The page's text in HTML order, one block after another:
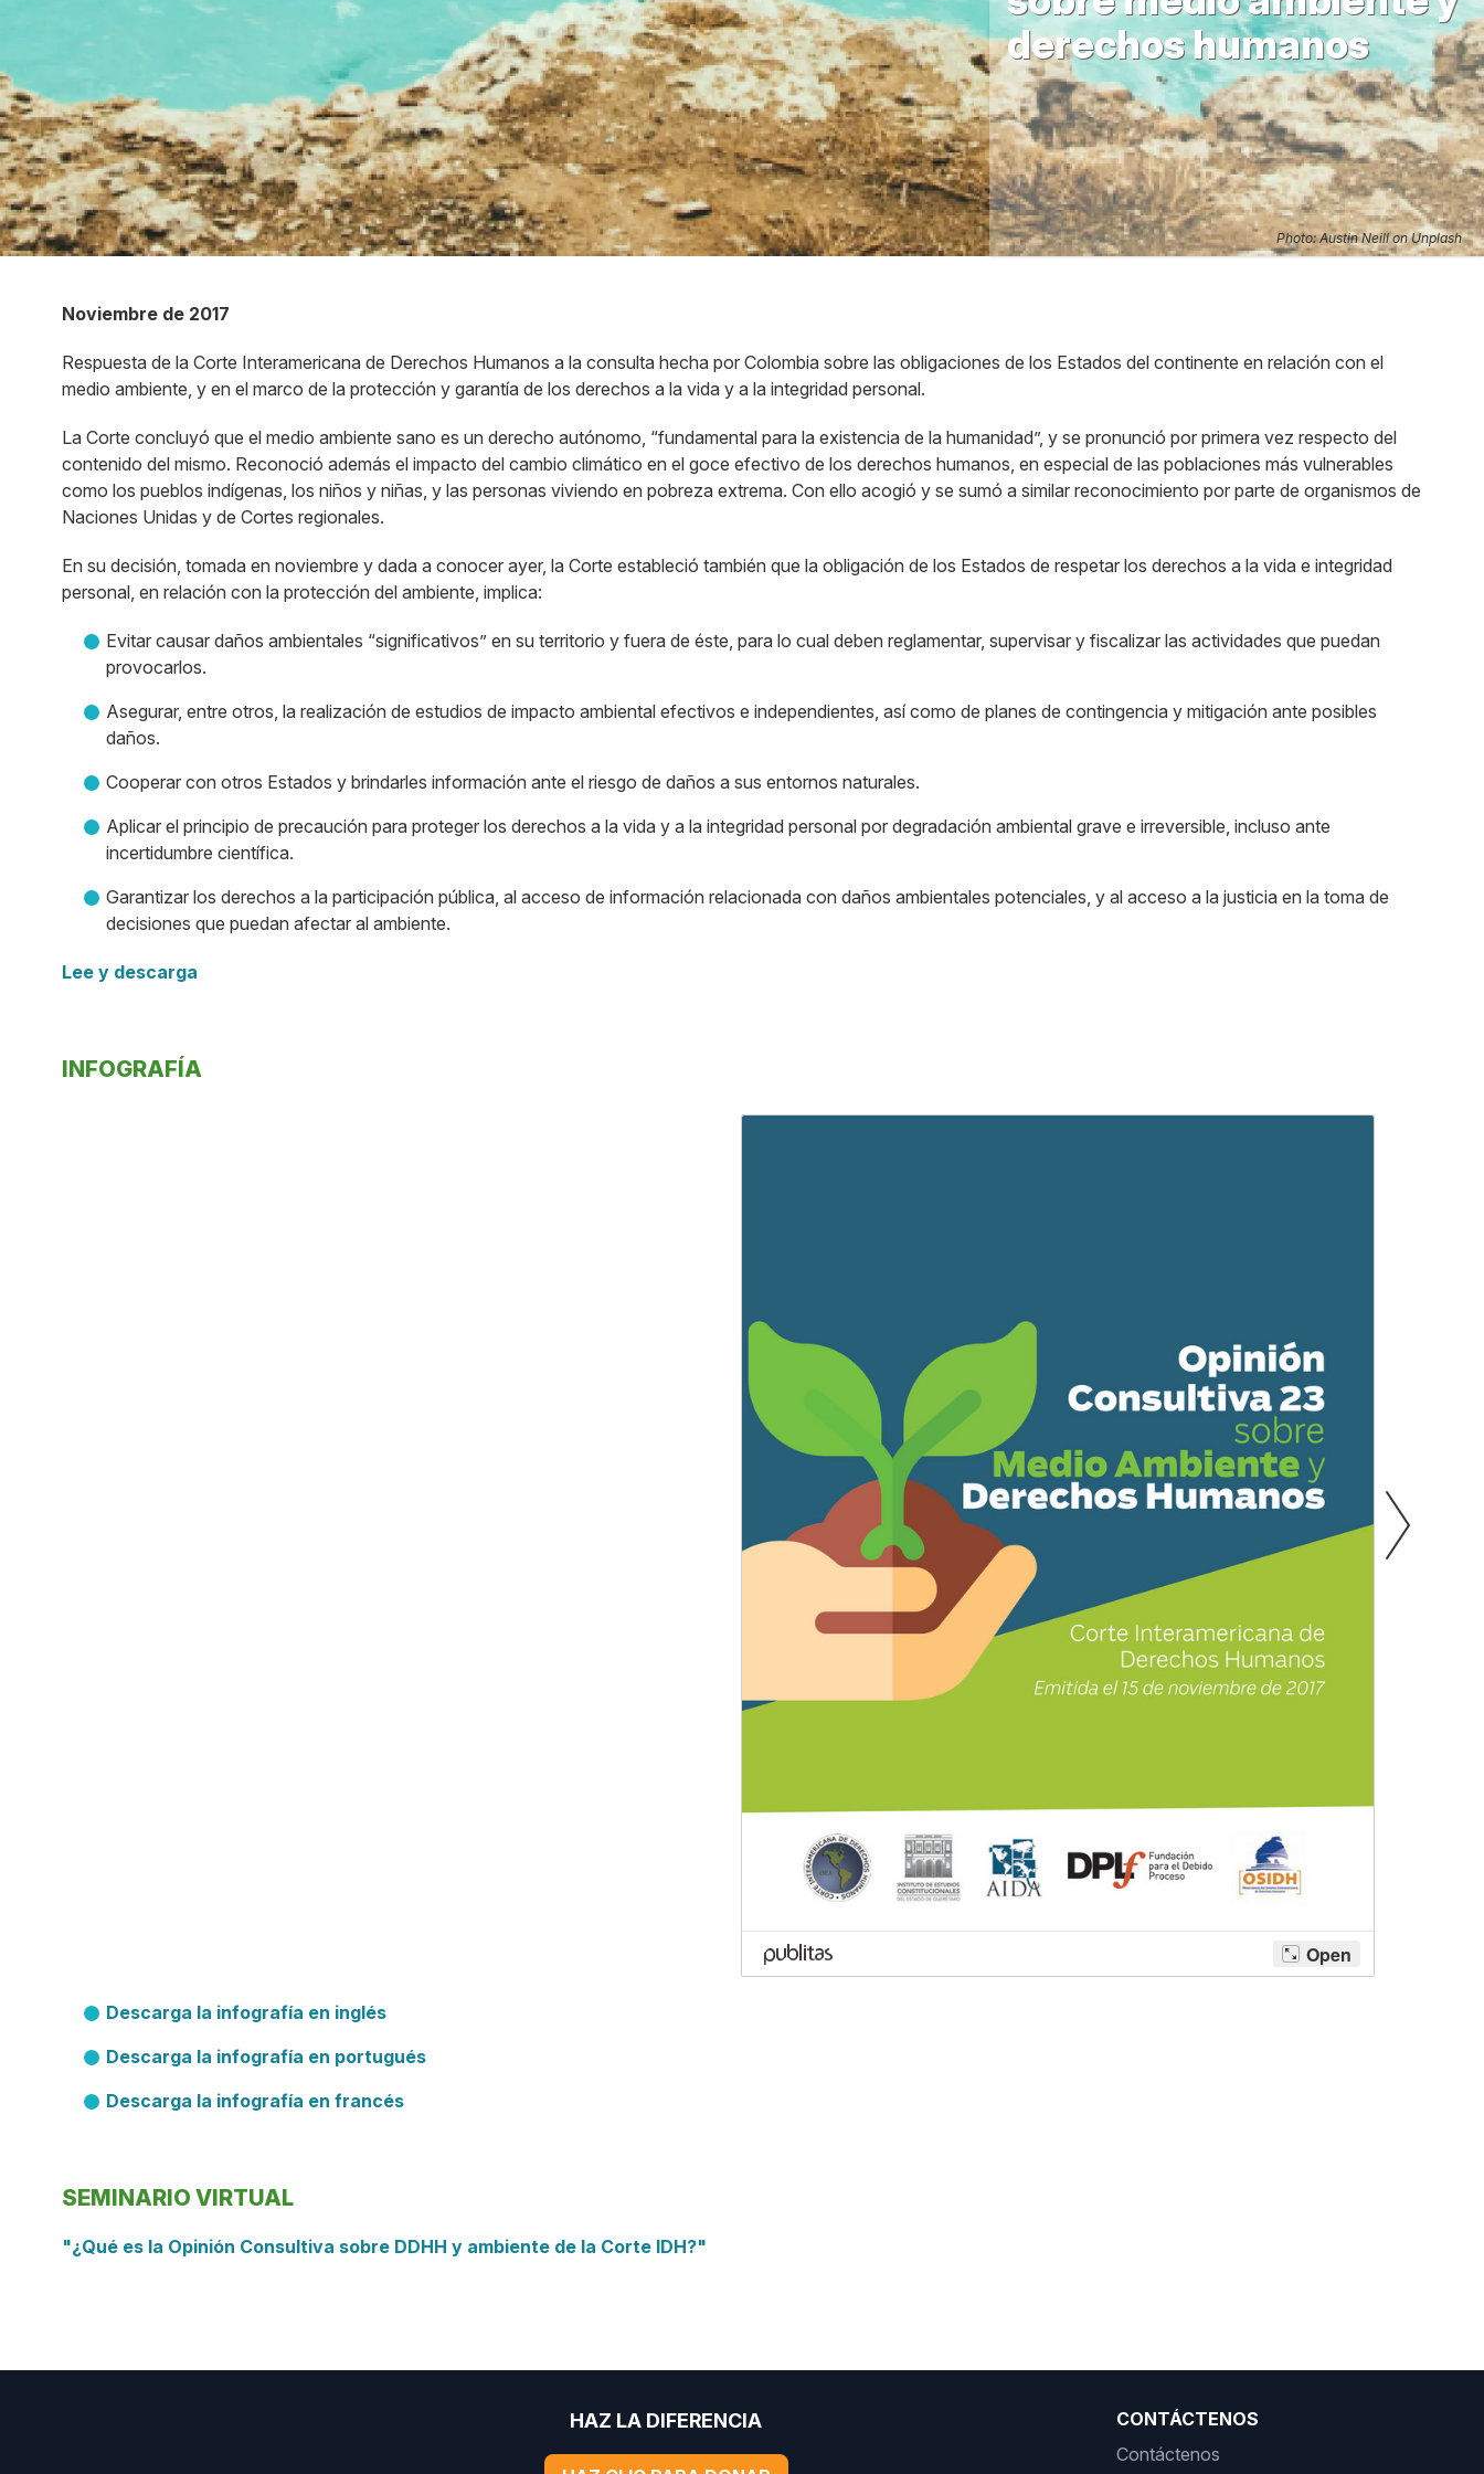
derechos humanos
Photo: Austin Neill on Unplash
Noviembre de 2017
Respuesta de la Corte Interamericana de Derechos Humanos a la consulta hecha por Colombia sobre las obligaciones de los Estados del continente en relación con el
medio ambiente, y en el marco de la protección y garantía de los derechos a la vida y a la integridad personal.
La Corte concluyó que el medio ambiente sano es un derecho autónomo, “fundamental para la existencia de la humanidad”, y se pronunció por primera vez respecto del
contenido del mismo. Reconoció además el impacto del cambio climático en el goce efectivo de los derechos humanos, en especial de las poblaciones más vulnerables
como los pueblos indígenas, los niños y niñas, y las personas viviendo en pobreza extrema. Con ello acogió y se sumó a similar reconocimiento por parte de organismos de
Naciones Unidas y de Cortes regionales.
En su decisión, tomada en noviembre y dada a conocer ayer, la Corte estableció también que la obligación de los Estados de respetar los derechos a la vida e integridad
personal, en relación con la protección del ambiente, implica:
Evitar causar daños ambientales “significativos” en su territorio y fuera de éste, para lo cual deben reglamentar, supervisar y fiscalizar las actividades que puedan
provocarlos.
Asegurar, entre otros, la realización de estudios de impacto ambiental efectivos e independientes, así como de planes de contingencia y mitigación ante posibles
daños.
Cooperar con otros Estados y brindarles información ante el riesgo de daños a sus entornos naturales.
Aplicar el principio de precaución para proteger los derechos a la vida y a la integridad personal por degradación ambiental grave e irreversible, incluso ante
incertidumbre científica.
Garantizar los derechos a la participación pública, al acceso de información relacionada con daños ambientales potenciales, y al acceso a la justicia en la toma de
decisiones que puedan afectar al ambiente.
Lee y descarga
INFOGRAFÍA
Descarga la infografía en inglés
Descarga la infografía en portugués
Descarga la infografía en francés
SEMINARIO VIRTUAL
"¿Qué es la Opinión Consultiva sobre DDHH y ambiente de la Corte IDH?"
HAZ LA DIFERENCIA
CONTÁCTENOS
Contáctenos